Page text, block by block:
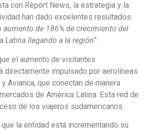
con Rèport News, la estrategia y la
han dado excelentes resultados:
aumento de 186% de crecimiento del
Latina llegando a la región”.
el aumento de visitantes
directamente impulsado por aerolíneas
Avianca, que conectan de manera
de América Latina. Esta red de
de los viajeros sudamericanos.
la entidad está incrementando su